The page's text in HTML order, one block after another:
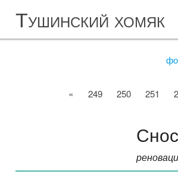
Тушинский хомяк
« 249 250 251